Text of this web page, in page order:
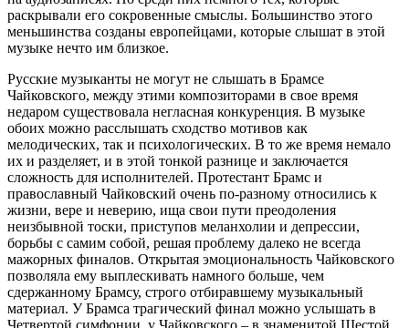
раскрывали его сокровенные смыслы. Большинство этого
меньшинства созданы европейцами, которые слышат в этой
музыке нечто им близкое.
Русские музыканты не могут не слышать в Брамсе
Чайковского, между этими композиторами в свое время
недаром существовала негласная конкуренция. В музыке
обоих можно расслышать сходство мотивов как
мелодических, так и психологических. В то же время немало
их и разделяет, и в этой тонкой разнице и заключается
сложность для исполнителей. Протестант Брамс и
православный Чайковский очень по-разному относились к
жизни, вере и неверию, ища свои пути преодоления
неизбывной тоски, приступов меланхолии и депрессии,
борьбы с самим собой, решая проблему далеко не всегда
мажорных финалов. Открытая эмоциональность Чайковского
позволяла ему выплескивать намного больше, чем
сдержанному Брамсу, строго отбиравшему музыкальный
материал. У Брамса трагический финал можно услышать в